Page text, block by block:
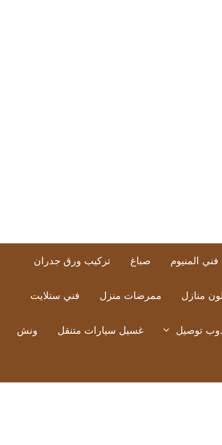
فني المنيوم صباغ تركيب ورق جدران
منازل ممرضات منزل فني ستلايت
توصيل غسيل سيارات متنقل ونش